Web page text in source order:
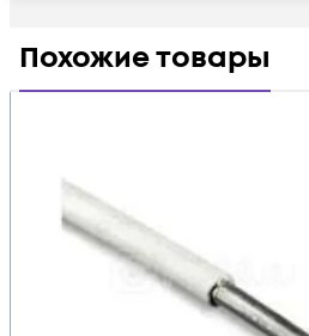
Похожие товары